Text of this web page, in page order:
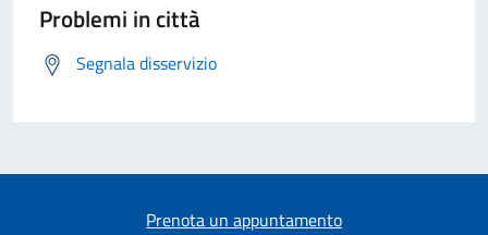
Problemi in città
Segnala disservizio
Prenota un appuntamento